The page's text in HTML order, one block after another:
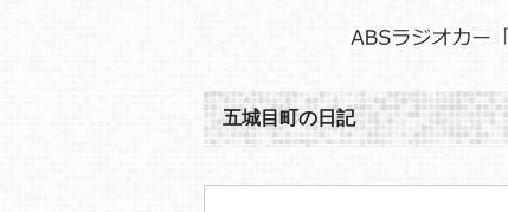
五城目町の日記